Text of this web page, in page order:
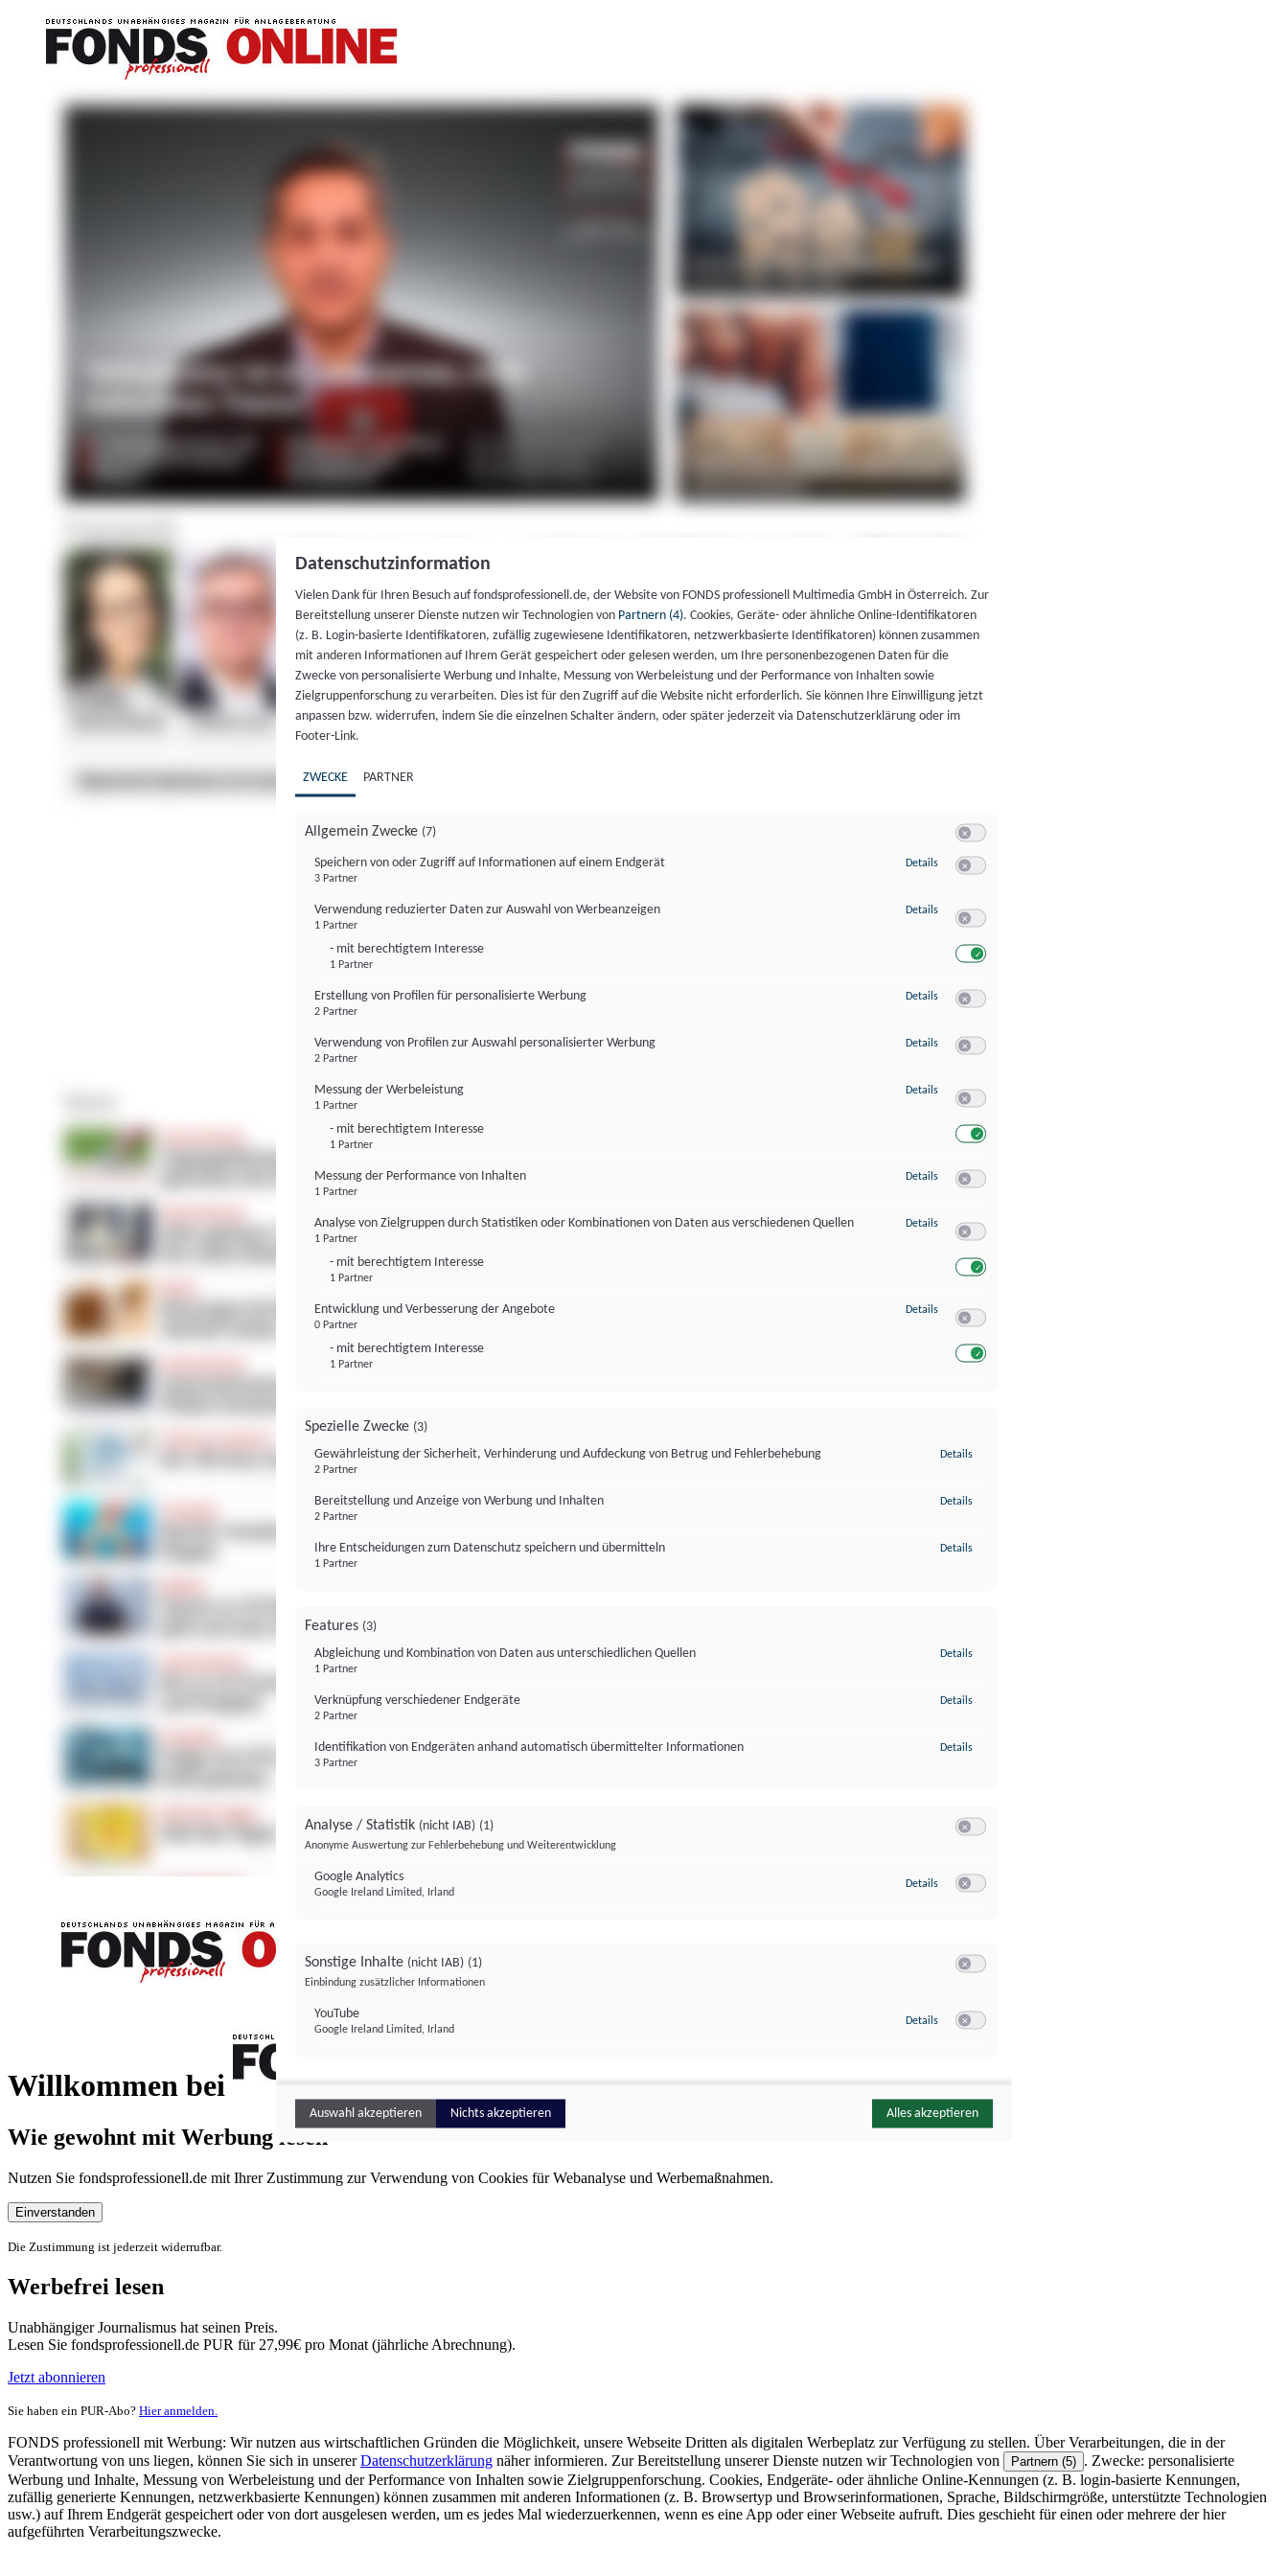
Willkommen bei
FONDS professionell
Wie gewohnt mit Werbung lesen
Nutzen Sie fondsprofessionell.de mit Ihrer Zustimmung zur Verwendung von Cookies für Webanalyse und Werbemaßnahmen.
Einverstanden
Die Zustimmung ist jederzeit widerrufbar.
Werbefrei lesen
Unabhängiger Journalismus hat seinen Preis.
Lesen Sie fondsprofessionell.de PUR für 27,99€ pro Monat (jährliche Abrechnung).
Jetzt abonnieren
Sie haben ein PUR-Abo? Hier anmelden.
FONDS professionell mit Werbung: Wir nutzen aus wirtschaftlichen Gründen die Möglichkeit, unsere Webseite Dritten als digitalen Werbeplatz zur Verfügung zu stellen. Über Verarbeitungen, die in der
Verantwortung von uns liegen, können Sie sich in unsererDatenschutzerklärung näher informieren. Zur Bereitstellung unserer Dienste nutzen wir Technologien von Partnern (5) . Zwecke: personalisierte
Werbung und Inhalte, Messung von Werbeleistung und der Performance von Inhalten sowie Zielgruppenforschung. Cookies, Endgeräte- oder ähnliche Online-Kennungen (z. B. login-basierte Kennungen,
zufällig generierte Kennungen, netzwerkbasierte Kennungen) können zusammen mit anderen Informationen (z. B. Browsertyp und Browserinformationen, Sprache, Bildschirmgröße, unterstützte Technologien
usw.) auf Ihrem Endgerät gespeichert oder von dort ausgelesen werden, um es jedes Mal wiederzuerkennen, wenn es eine App oder einer Webseite aufruft. Dies geschieht für einen oder mehrere der hier
aufgeführten Verarbeitungszwecke.
Datenschutzinformation
Vielen Dank für Ihren Besuch auf fondsprofessionell.de, der Website von FONDS professionell Multimedia GmbH in Österreich. Zur
Bereitstellung unserer Dienste nutzen wir Technologien von Partnern (4). Cookies, Geräte- oder ähnliche Online-Identifikatoren
(z. B. Login-basierte Identifikatoren, zufällig zugewiesene Identifikatoren, netzwerkbasierte Identifikatoren) können zusammen
mit anderen Informationen auf Ihrem Gerät gespeichert oder gelesen werden, um Ihre personenbezogenen Daten für die
Zwecke von personalisierte Werbung und Inhalte, Messung von Werbeleistung und der Performance von Inhalten sowie
Zielgruppenforschung zu verarbeiten. Dies ist für den Zugriff auf die Website nicht erforderlich. Sie können Ihre Einwilligung jetzt
anpassen bzw. widerrufen, indem Sie die einzelnen Schalter ändern, oder später jederzeit via Datenschutzerklärung oder im
Footer-Link.
ZWECKE PARTNER
Allgemein Zwecke (7)
Speichern von oder Zugriff auf Informationen auf einem Endgerät
3 Partner
Details zu Speichern von oder Zugriff auf Informationen auf einem Endgerät
Verwendung reduzierter Daten zur Auswahl von Werbeanzeigen
1 Partner
- mit berechtigtem Interesse
1 Partner
Details zu Verwendung reduzierter Daten zur Auswahl von Werbeanzeigen
Erstellung von Profilen für personalisierte Werbung
2 Partner
Details zu Erstellung von Profilen für personalisierte Werbung
Verwendung von Profilen zur Auswahl personalisierter Werbung
2 Partner
Details zu Verwendung von Profilen zur Auswahl personalisierter Werbung
Messung der Werbeleistung
1 Partner
- mit berechtigtem Interesse
1 Partner
Details zu Messung der Werbeleistung
Messung der Performance von Inhalten
1 Partner
Details zu Messung der Performance von Inhalten
Analyse von Zielgruppen durch Statistiken oder Kombinationen von Daten aus verschiedenen Quellen
1 Partner
- mit berechtigtem Interesse
1 Partner
Details zu Analyse von Zielgruppen durch Statistiken oder Kombinationen von
Entwicklung und Verbesserung der Angebote
0 Partner
- mit berechtigtem Interesse
1 Partner
Details zu Entwicklung und Verbesserung der Angebote
Spezielle Zwecke (3)
Gewährleistung der Sicherheit, Verhinderung und Aufdeckung von Betrug und Fehlerbehebung
2 Partner
Details
Bereitstellung und Anzeige von Werbung und Inhalten
2 Partner
Details
Ihre Entscheidungen zum Datenschutz speichern und übermitteln
1 Partner
Details
Features (3)
Abgleichung und Kombination von Daten aus unterschiedlichen Quellen
1 Partner
Details
Verknüpfung verschiedener Endgeräte
2 Partner
Details
Identifikation von Endgeräten anhand automatisch übermittelter Informationen
3 Partner
Details
Analyse / Statistik (nicht IAB) (1)
Anonyme Auswertung zur Fehlerbehebung und Weiterentwicklung
Google Analytics
Google Ireland Limited, Irland
Details zu Google Analytics
Sonstige Inhalte (nicht IAB) (1)
Einbindung zusätzlicher Informationen
YouTube
Google Ireland Limited, Irland
Details zu YouTube
Auswahl akzeptieren Nichts akzeptieren Alles akzeptieren